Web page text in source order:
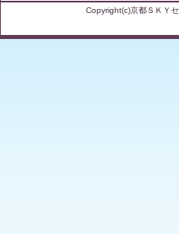
Copyright(c)京都ＳＫＹ